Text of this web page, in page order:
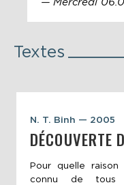
Textes
N. T. Binh — 2005
DÉCOUVERTE
Pour quelle raison
connu de tous